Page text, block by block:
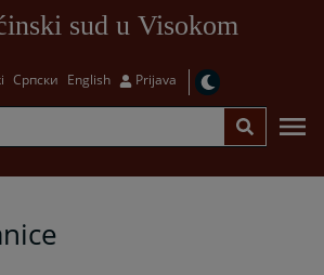
sud u Visokom
Српски English Prijava